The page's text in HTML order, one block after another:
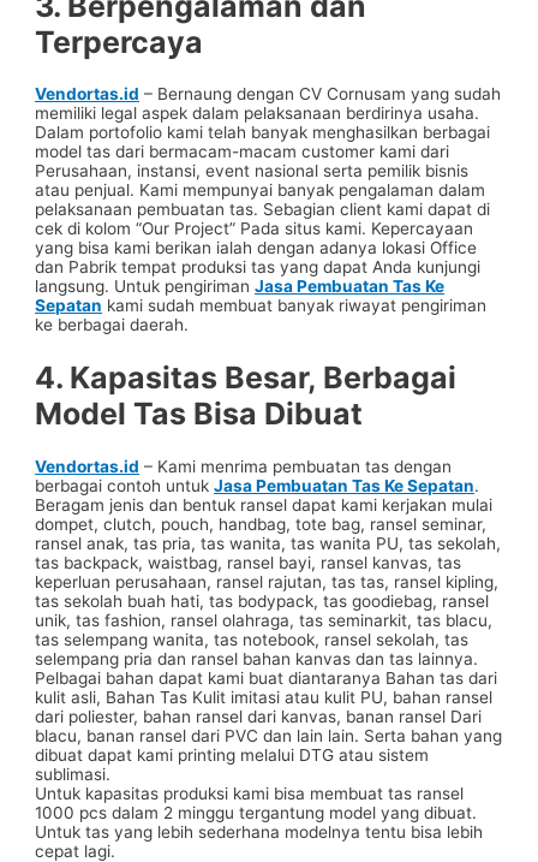
Terpercaya
Vendortas.id – Bernaung dengan CV Cornusam yang sudah
memiliki legal aspek dalam pelaksanaan berdirinya usaha.
Dalam portofolio kami telah banyak menghasilkan berbagai
model tas dari bermacam-macam customer kami dari
Perusahaan, instansi, event nasional serta pemilik bisnis
atau penjual. Kami mempunyai banyak pengalaman dalam
pelaksanaan pembuatan tas. Sebagian client kami dapat di
cek di kolom “Our Project” Pada situs kami. Kepercayaan
yang bisa kami berikan ialah dengan adanya lokasi Office
dan Pabrik tempat produksi tas yang dapat Anda kunjungi
langsung. Untuk pengirimanJasa Pembuatan Tas Ke
Sepatan kami sudah membuat banyak riwayat pengiriman
ke berbagai daerah.
4. Kapasitas Besar, Berbagai
Model Tas Bisa Dibuat
Vendortas.id – Kami menrima pembuatan tas dengan
berbagai contoh untukJasa Pembuatan Tas Ke Sepatan.
Beragam jenis dan bentuk ransel dapat kami kerjakan mulai
dompet, clutch, pouch, handbag, tote bag, ransel seminar,
ransel anak, tas pria, tas wanita, tas wanita PU, tas sekolah,
tas backpack, waistbag, ransel bayi, ransel kanvas, tas
keperluan perusahaan, ransel rajutan, tas tas, ransel kipling,
tas sekolah buah hati, tas bodypack, tas goodiebag, ransel
unik, tas fashion, ransel olahraga, tas seminarkit, tas blacu,
tas selempang wanita, tas notebook, ransel sekolah, tas
selempang pria dan ransel bahan kanvas dan tas lainnya.
Pelbagai bahan dapat kami buat diantaranya Bahan tas dari
kulit asli, Bahan Tas Kulit imitasi atau kulit PU, bahan ransel
dari poliester, bahan ransel dari kanvas, banan ransel Dari
blacu, banan ransel dari PVC dan lain lain. Serta bahan yang
dibuat dapat kami printing melalui DTG atau sistem
sublimasi.
Untuk kapasitas produksi kami bisa membuat tas ransel
1000 pcs dalam 2 minggu tergantung model yang dibuat.
Untuk tas yang lebih sederhana modelnya tentu bisa lebih
cepat lagi.